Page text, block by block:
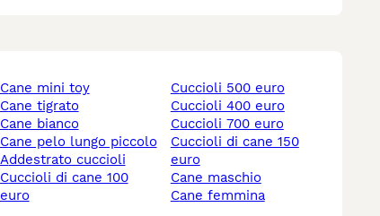
cane mini toy
cane tigrato
cane bianco
cane pelo lungo piccolo
addestrato cuccioli
cuccioli di cane 100
euro
cuccioli 500 euro
cuccioli 400 euro
cuccioli 700 euro
cuccioli di cane 150
euro
cane maschio
cane femmina